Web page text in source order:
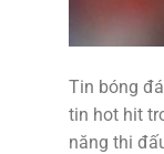
Tin bóng
tin hot hit
năng thi